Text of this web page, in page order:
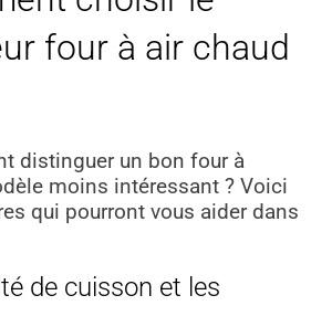
four à air chaud
distinguer un bon four à
moins intéressant ? Voici
qui pourront vous aider dans
de cuisson et les